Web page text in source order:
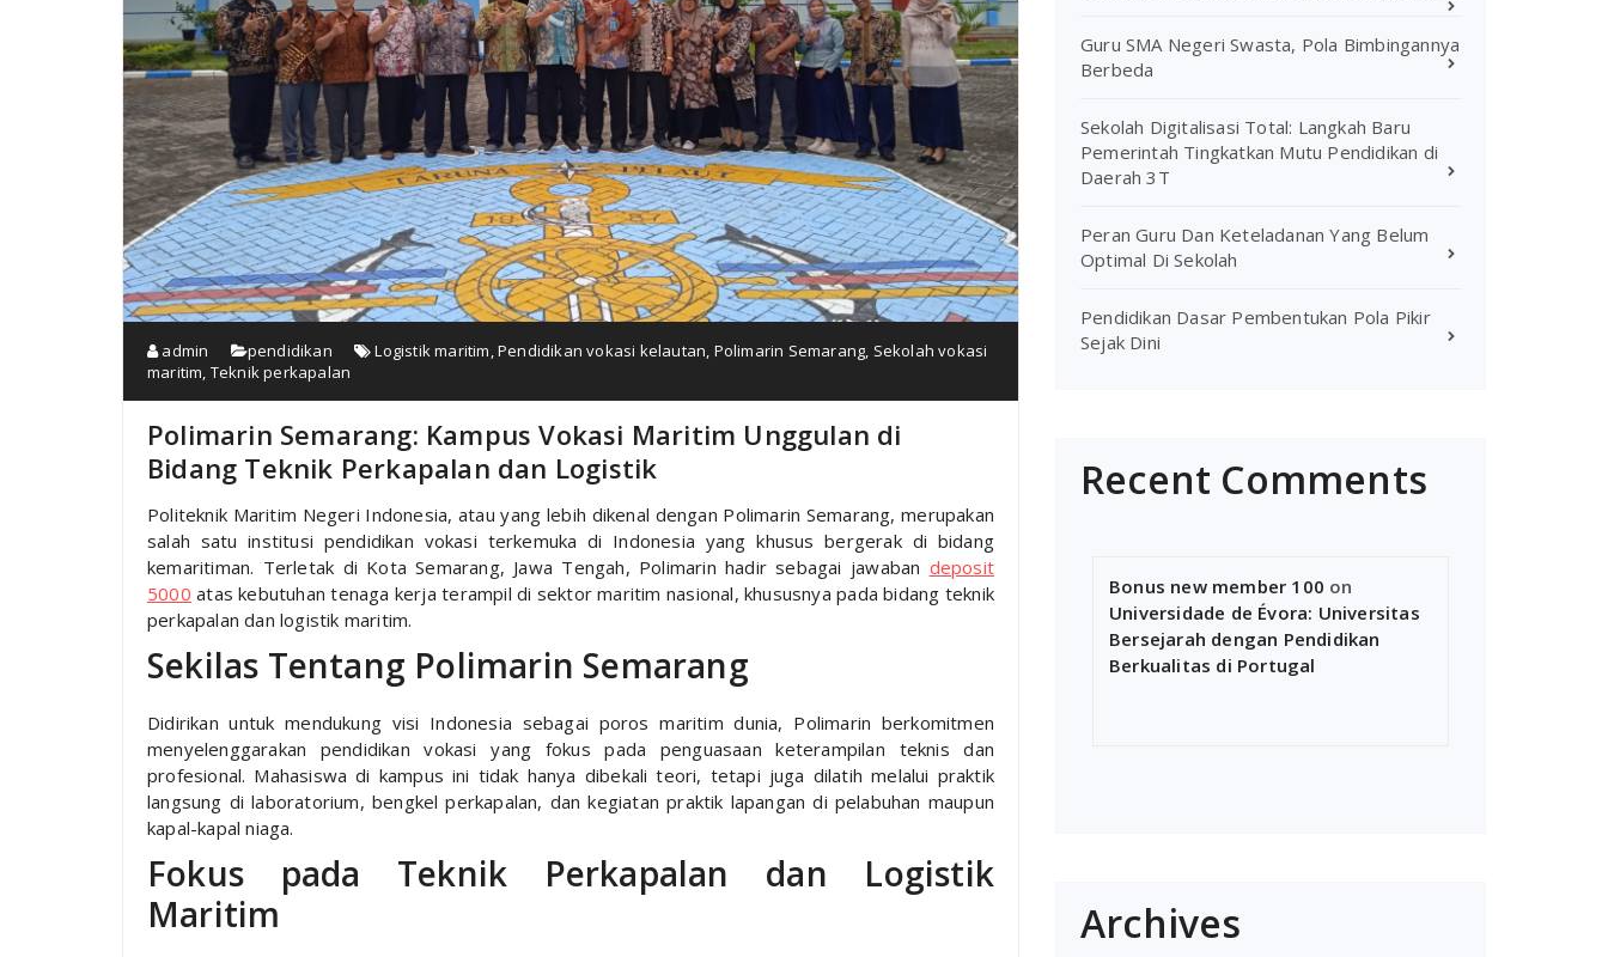
admin pendidikan Logistik maritim,Pendidikan vokasi kelautan, Polimarin Semarang, Sekolah vokasi
maritim, Teknik perkapalan
Polimarin Semarang: Kampus Vokasi Maritim Unggulan di
Bidang Teknik Perkapalan dan Logistik
Politeknik Maritim Negeri Indonesia, atau yang lebih dikenal dengan Polimarin Semarang, merupakan
salah satu institusi pendidikan vokasi terkemuka di Indonesia yang khusus bergerak di bidang
kemaritiman. Terletak di Kota Semarang, Jawa Tengah, Polimarin hadir sebagai jawaban deposit
5000 atas kebutuhan tenaga kerja terampil di sektor maritim nasional, khususnya pada bidang teknik
perkapalan dan logistik maritim.
Sekilas Tentang Polimarin Semarang
Didirikan untuk mendukung visi Indonesia sebagai poros maritim dunia, Polimarin berkomitmen
menyelenggarakan pendidikan vokasi yang fokus pada penguasaan keterampilan teknis dan
profesional. Mahasiswa di kampus ini tidak hanya dibekali teori, tetapi juga dilatih melalui praktik
langsung di laboratorium, bengkel perkapalan, dan kegiatan praktik lapangan di pelabuhan maupun
kapal-kapal niaga.
Fokus pada Teknik Perkapalan dan Logistik
Maritim
Guru SMA Negeri Swasta, Pola Bimbingannya
Berbeda
Sekolah Digitalisasi Total: Langkah Baru
Pemerintah Tingkatkan Mutu Pendidikan di
Daerah 3T
Peran Guru Dan Keteladanan Yang Belum
Optimal Di Sekolah
Pendidikan Dasar Pembentukan Pola Pikir
Sejak Dini
Recent Comments
Bonus new member 100 on
Universidade de Évora: Universitas
Bersejarah dengan Pendidikan
Berkualitas di Portugal
Archives